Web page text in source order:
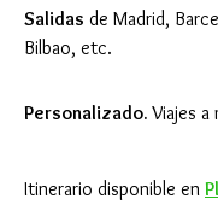
Salidas de Madrid,
Bilbao, etc.
Personalizado. Viajes a
Itinerario disponible en